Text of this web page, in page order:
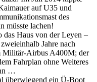
auf U35 und
des
müsste lachen!
Haus von der Leyen –
Jahre nach
Militär-Airbus A400M; der
Fahrplan ohne Weiteres
…
überwiegend ein Ü-Boot